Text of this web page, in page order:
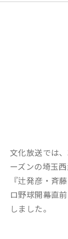
文化放送では
ーズンの埼玉
『辻発彦・斉
ロ野球開幕直
しました。